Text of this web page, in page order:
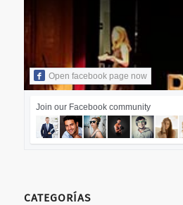
Open facebook page now
Join our Facebook community
CATEGORÍAS